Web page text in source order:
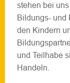
stehen bei
Bildungs- und
den Kindern
und Teilhabe
Handeln.